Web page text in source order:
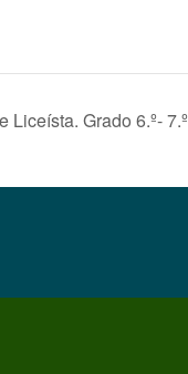
Liceísta. Grado 6.º- 7.º